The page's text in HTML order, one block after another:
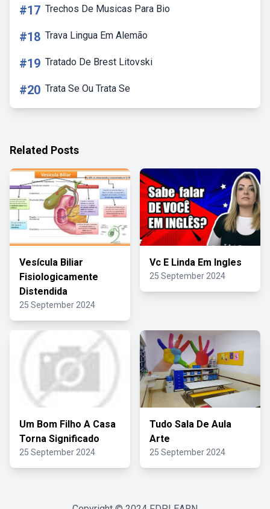
#17 Trechos De Musicas Para Bio
#18 Trava Lingua Em Alemão
#19 Tratado De Brest Litovski
#20 Trata Se Ou Trata Se
Related Posts
Vesícula Biliar
Fisiologicamente
Distendida
25 September 2024
Vc E Linda Em Ingles
25 September 2024
Um Bom Filho A Casa
Torna Significado
25 September 2024
Tudo Sala De Aula
Arte
25 September 2024